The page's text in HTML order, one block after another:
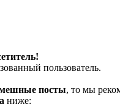
пользователь.
посты, то мы
ниже: